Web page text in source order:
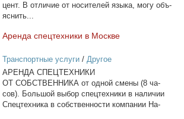
цент. В от­ли­чие от но­си­те­лей язы­ка, мо­гу объ­
яс­нить...
Арен­да спец­тех­ни­ки в Москве
Транспортные услуги/ Другое
АРЕНДА СПЕЦТЕХНИКИ
ОТ СОБСТВЕННИКА от од­ной сме­ны (8 ча­
сов). Боль­шой вы­бор спец­тех­ни­ки в на­ли­чии
Спец­тех­ни­ка в соб­ствен­но­сти ком­па­нии На­